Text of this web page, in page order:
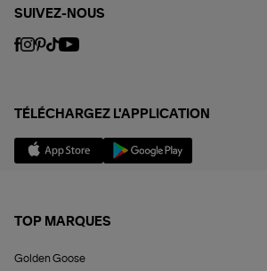
SUIVEZ-NOUS
TÉLÉCHARGEZ L'APPLICATION
TOP MARQUES
Golden Goose